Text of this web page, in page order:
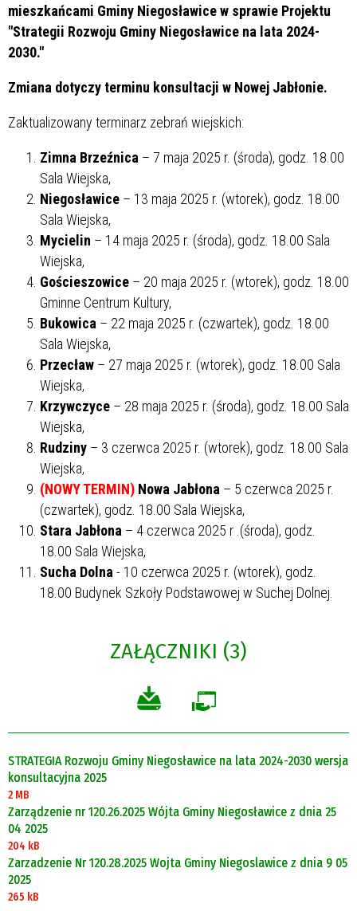
mieszkańcami Gminy Niegosławice w sprawie Projektu
"Strategii Rozwoju Gminy Niegosławice na lata 2024-
2030."
Zmiana dotyczy terminu konsultacji w Nowej Jabłonie.
Zaktualizowany terminarz zebrań wiejskich:
Zimna Brzeźnica – 7 maja 2025 r. (środa), godz. 18.00
Sala Wiejska,
Niegosławice – 13 maja 2025 r. (wtorek), godz. 18.00
Sala Wiejska,
Mycielin – 14 maja 2025 r. (środa), godz. 18.00 Sala
Wiejska,
Gościeszowice – 20 maja 2025 r. (wtorek), godz. 18.00
Gminne Centrum Kultury,
Bukowica – 22 maja 2025 r. (czwartek), godz. 18.00
Sala Wiejska,
Przecław – 27 maja 2025 r. (wtorek), godz. 18.00 Sala
Wiejska,
Krzywczyce – 28 maja 2025 r. (środa), godz. 18.00 Sala
Wiejska,
Rudziny – 3 czerwca 2025 r. (wtorek), godz. 18.00 Sala
Wiejska,
(NOWY TERMIN) Nowa Jabłona – 5 czerwca 2025 r.
(czwartek), godz. 18.00 Sala Wiejska,
Stara Jabłona – 4 czerwca 2025 r .(środa), godz.
18.00 Sala Wiejska,
Sucha Dolna- 10 czerwca 2025 r. (wtorek), godz.
18.00 Budynek Szkoły Podstawowej w Suchej Dolnej.
ZAŁĄCZNIKI (3)
STRATEGIA Rozwoju Gminy Niegosławice na lata 2024-2030 wersja
konsultacyjna 2025
2 MB
Zarządzenie nr 120.26.2025 Wójta Gminy Niegosławice z dnia 25
04 2025
204 kB
Zarzadzenie Nr 120.28.2025 Wojta Gminy Niegoslawice z dnia 9 05
2025
265 kB